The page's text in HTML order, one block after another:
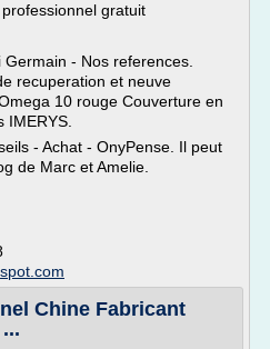
gratuit
- Nos references.
recuperation et neuve
10 rouge Couverture en
IMERYS.
- Achat - OnyPense. Il peut
de Marc et Amelie.
Chine Fabricant